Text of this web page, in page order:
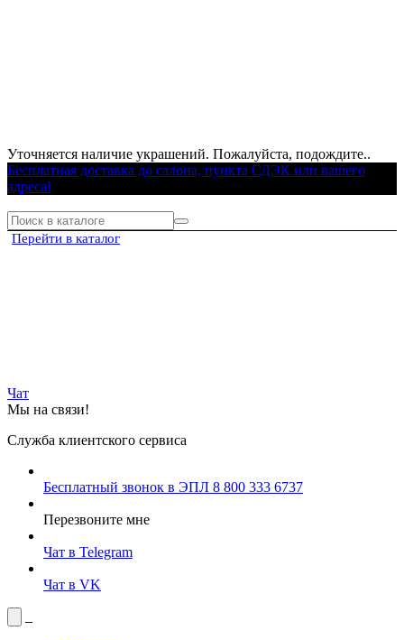
Уточняется наличие украшений. Пожалуйста, подождите..
Бесплатная доставка до салона, пункта СДЭК или вашего
адреса!
Перейти в каталог
Чат
Мы на связи!
Служба клиентского сервиса
Бесплатный звонок в ЭПЛ 8 800 333 6737
Перезвоните мне
Чат в Telegram
Чат в VK